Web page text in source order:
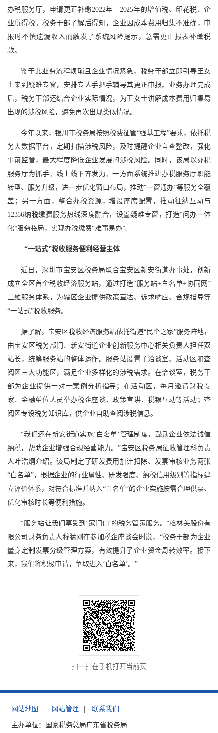
办税服务厅，申请更正补缴2022年—2025年的增值税、印花税、企
业所得税。税务干部了解后得知，企业因成本费用归集不准确，申
报时不慎遗漏收入而触发了系统风险提示，急需更正报表补缴税
款。
鉴于此业务流程烦琐且企业情况紧急，税务干部立即引导王女
士来到疑难专窗，安排专人手把手辅导其更正申报。业务办理完成
后，税务干部还结合企业实际情况，为王女士讲解成本费用归集易
出现的涉税风险，避免再次出现类似情况。
今年以来，银川市税务局按照税费征管“强基工程”要求，依托税
务大数据平台，定期扫描涉税风险，及时提醒企业自查整改，强化
事前监管，最大程度降低企业发展的涉税风险。同时，该局以办税
服务厅为抓手，线上线下齐发力，一方面系统推进办税服务厅职能
转型、服务升级，进一步优化窗口布局，推动“一窗通办”等服务全覆
盖；另一方面，整合办税资源，增设座席配置，推动征纳互动与
12366纳税缴费服务热线深度融合，设置疑难专窗，打造“问办一体
化”服务格局，实现办税缴费“难事易办”。
“一站式”税收服务便利经营主体
近日，深圳市宝安区税务局联合宝安区新安街道办事处，创新
成立全区首个税收经济服务站，通过打造“服务站+白名单+协同网”
三维服务体系，为辖区企业提供政策直达、诉求响应、合规指导等
“一站式”税收服务。
据了解，宝安区税收经济服务站依托街道“民企之家”服务阵地，
由宝安区税务部门、新安街道企业创新服务中心相关负责人担任双
站长，统筹服务站的整体运作。服务站设置了洽谈室、活动区和查
阅区三大功能区，满足企业多样化的涉税需求。在洽谈室，税务干
部为企业提供一对一案例分析指导；在活动区，每月邀请财税专
家、金融单位人员举办税企座谈、政策宣讲、税银互动等活动；查
阅区专设税务知识库，供企业自助查阅涉税信息。
“我们还在新安街道实施‘白名单’管理制度，鼓励企业依法诚信
纳税，帮助企业增强合规经营能力。”宝安区税务局征收管理科负责
人叶浩炯介绍。该局制定了研发费用加计扣除、发票审核业务两张
“白名单”，根据企业的行业属性、研发强度、纳税信用级别等指标建
立评价体系，对符合标准并纳入“白名单”的企业实施按需合理供票、
优化审核时长等便利措施。
“服务站让我们享受到‘家门口’的税务管家服务。”格林美股份有
限公司财务负责人穆猛刚在参加税企座谈会时说，“税务干部为企业
量身定制发票分级管理方案，有效提升了企业资金周转效率。接下
来，我们将积极申请，争取进入‘白名单’。”
扫一扫在手机打开当前页
网站地图 | 网站管理 | 联系我们
主办单位：国家税务总局广东省税务局